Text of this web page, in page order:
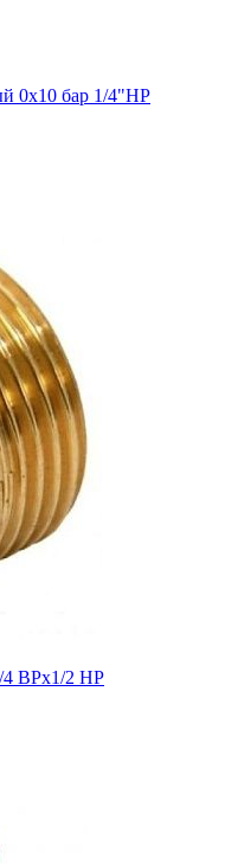
0х10 бар 1/4"НР
4 ВРх1/2 НР